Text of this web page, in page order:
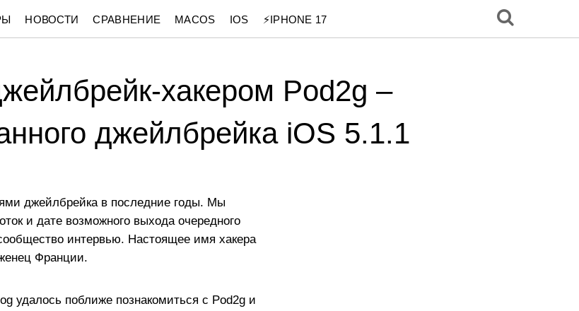
НОВОСТИ СРАВНЕНИЕ MACOS IOS ⚡️IPHONE 17
хакером Pod2g –
джейлбрейка iOS 5.1.1
джейлбрейка в последние годы. Мы
и дате возможного выхода очередного
интервью. Настоящее имя хакера
Франции.
удалось поближе познакомиться с Pod2g и